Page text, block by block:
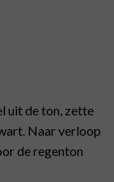
uit de ton, zette
Naar verloop
de regenton